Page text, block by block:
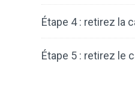
Étape 4 : retirez la
Étape 5 : retirez le